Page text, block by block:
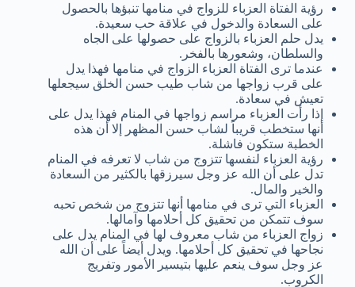
رؤية الفتاة العزباء للزواج في منامها تنبؤها بالحصول
على السعادة والدخول في علاقة حب سعيدة.
يدل حلم العزباء بالزواج على حصولها على الجاه
والسلطان، وشعورها بالفخر.
عندما ترى الفتاة العزباء الزواج في منامها فهذا يدل
على قرب زواجها من شاب طيب حسن الخلق سيجعلها
تعيش في سعادة.
إذا رأت العزباء مراسم زواجها في المنام فهذا يدل على
أنها ستخطب قريباً لشاب حسن المظهر إلا أن هذه
الخطبة ستكون فاشلة.
رؤية العزباء لنفسها تتزوج من شاب لا تعرفه في المنام
تدل على أن الله عز وجل سيرزقها بالكثير من السعادة
والخير والمال.
العزباء التي ترى في منامها أنها تتزوج من شخص تحبه
سوف تتمكن من تحقيق كل أحلامها وآمالها.
زواج العزباء من شاب معروف لها في المنام يدل على
نجاحها في تحقيق كل أحلامها. ويدل أيضاً على أن الله
عز وجل سوف ينعم عليها بتيسير الأمور وتفريج
الكروب.